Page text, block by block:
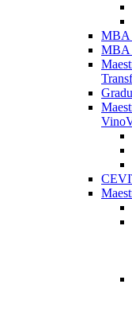
MBA
MBA
Vino